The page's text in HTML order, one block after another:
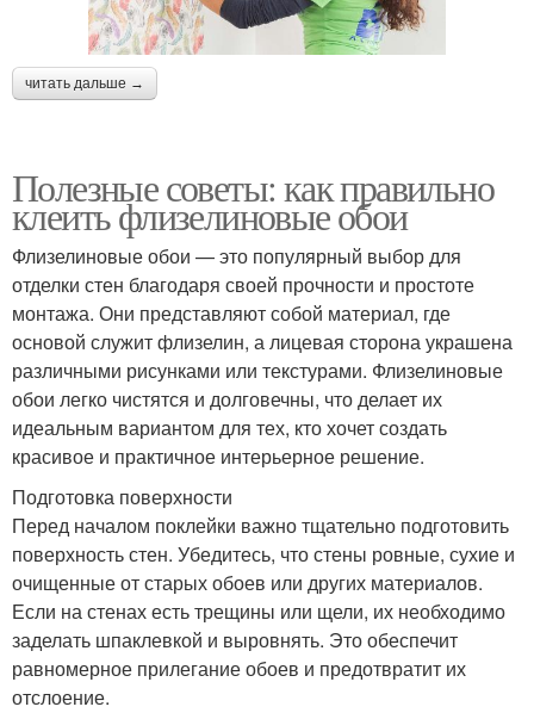
читать дальше →
Полезные советы: как правильно
клеить флизелиновые обои
Флизелиновые обои — это популярный выбор для
отделки стен благодаря своей прочности и простоте
монтажа. Они представляют собой материал, где
основой служит флизелин, а лицевая сторона украшена
различными рисунками или текстурами. Флизелиновые
обои легко чистятся и долговечны, что делает их
идеальным вариантом для тех, кто хочет создать
красивое и практичное интерьерное решение.
Подготовка поверхности
Перед началом поклейки важно тщательно подготовить
поверхность стен. Убедитесь, что стены ровные, сухие и
очищенные от старых обоев или других материалов.
Если на стенах есть трещины или щели, их необходимо
заделать шпаклевкой и выровнять. Это обеспечит
равномерное прилегание обоев и предотвратит их
отслоение.